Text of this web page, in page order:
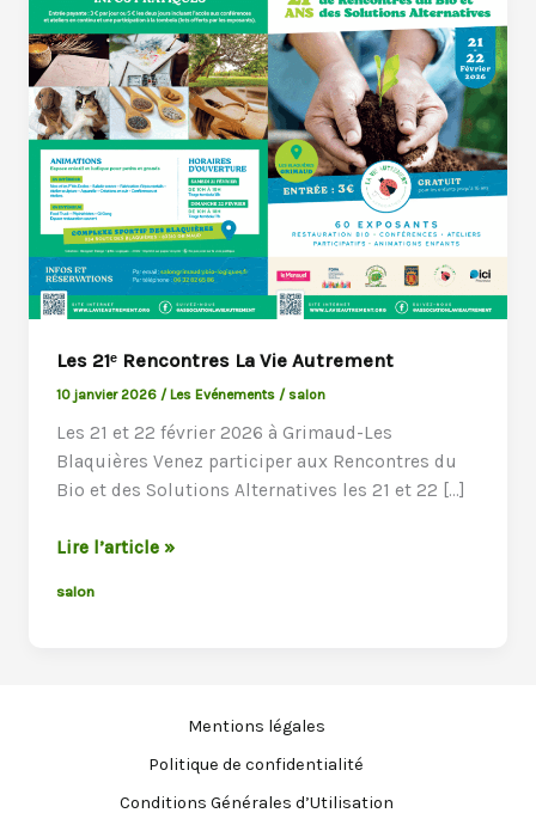
Les 21ᵉ Rencontres La Vie Autrement
10 janvier 2026 /Les Evénements /salon
Les 21 et 22 février 2026 à Grimaud-Les
Blaquières Venez participer aux Rencontres du
Bio et des Solutions Alternatives les 21 et 22 […]
Les
Rencontres
Lire l’article »
salon
Mentions légales
Politique de confidentialité
Conditions Générales d’Utilisation